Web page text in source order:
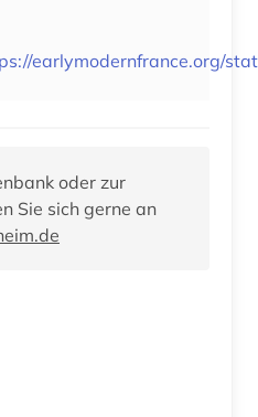
earlymodernfrance.org/
oder zur
Sie sich gerne an